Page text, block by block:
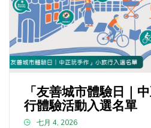
「友善城市體驗日｜
行體驗活動入選名單
七月 4, 2026